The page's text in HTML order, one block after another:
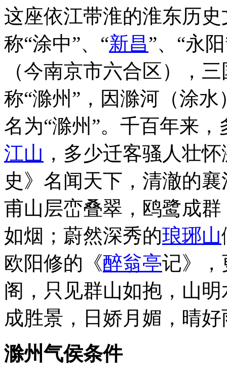
这座依江带淮的淮东历
称“涂中”、“新昌”、“永
（今南京市六合区），
称“滁州”，因滁河（涂水
名为“滁州”。千百年来
江山 ，多少迁客骚人壮
史》名闻天下，清澈的
甫山层峦叠翠，鸥鹭成群
如烟；蔚然深秀的琅琊山
欧阳修的《醉翁亭记》，
阁，只见群山如抱，山
成胜景，日娇月媚，晴
滁州气侯条件